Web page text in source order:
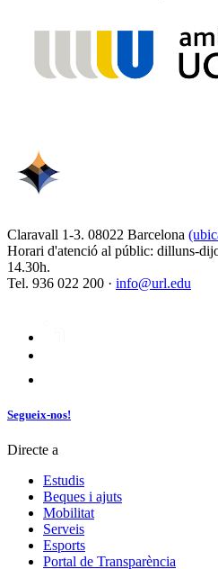
Claravall 1-3. 08022 Barcelona
Horari d'atenció al públic: dilluns-
14.30h.
Tel. 936 022 200 · info@url.edu
Segueix-nos!
Directe a
Estudis
Beques i ajuts
Mobilitat
Serveis
Esports
Portal de Transparència